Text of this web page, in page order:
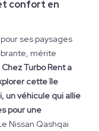
confort en
ses paysages
mérite
Chez Turbo Rent a
cette île
un véhicule qui allie
pour une
Nissan Qashqai